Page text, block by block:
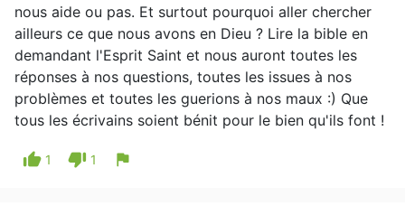
nous aide ou pas. Et surtout pourquoi aller chercher
ailleurs ce que nous avons en Dieu ? Lire la bible en
demandant l'Esprit Saint et nous auront toutes les
réponses à nos questions, toutes les issues à nos
problèmes et toutes les guerions à nos maux :) Que
tous les écrivains soient bénit pour le bien qu'ils font !
thumb_up 1 thumb_down 1 flag